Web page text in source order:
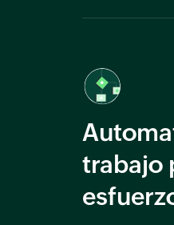
trabajo